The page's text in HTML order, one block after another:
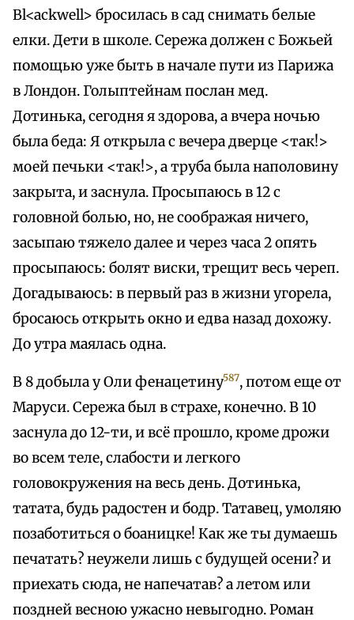
Bl<ackwell> бросилась в сад снимать белые
елки. Дети в школе. Сережа должен с Божьей
помощью уже быть в начале пути из Парижа
в Лондон. Голыптейнам послан мед.
Дотинька, сегодня я здорова, а вчера ночью
была беда: Я открыла с вечера дверце <так!>
моей печьки <так!>, а труба была наполовину
закрыта, и заснула. Просыпаюсь в 12 с
головной болью, но, не соображая ничего,
засыпаю тяжело далее и через часа 2 опять
просыпаюсь: болят виски, трещит весь череп.
Догадываюсь: в первый раз в жизни угорела,
бросаюсь открыть окно и едва назад дохожу.
До утра маялась одна.
В 8 добыла у Оли фенацетину587, потом еще от
Маруси. Сережа был в страхе, конечно. В 10
заснула до 12-ти, и всё прошло, кроме дрожи
во всем теле, слабости и легкого
головокружения на весь день. Дотинька,
татата, будь радостен и бодр. Татавец, умоляю
позаботиться о боаницке! Как же ты думаешь
печатать? неужели лишь с будущей осени? и
приехать сюда, не напечатав? а летом или
поздней весною ужасно невыгодно. Роман